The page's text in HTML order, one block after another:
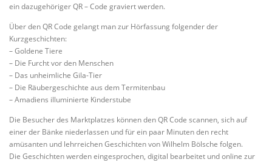
ein dazugehöriger QR – Code graviert werden.
Über den QR Code gelangt man zur Hörfassung folgender der
Kurzgeschichten:
– Goldene Tiere
– Die Furcht vor den Menschen
– Das unheimliche Gila-Tier
– Die Räubergeschichte aus dem Termitenbau
– Amadiens illuminierte Kinderstube
Die Besucher des Marktplatzes können den QR Code scannen, sich auf
einer der Bänke niederlassen und für ein paar Minuten den recht
amüsanten und lehrreichen Geschichten von Wilhelm Bölsche folgen.
Die Geschichten werden eingesprochen, digital bearbeitet und online zur